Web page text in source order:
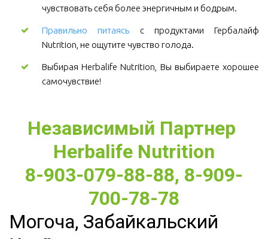
чувствовать себя более энергичным и бодрым.
Правильно питаясь с продуктами Гербалайф
Nutrition, не ощутите чувство голода.
Выбирая Herbalife Nutrition, Вы выбираете хорошее
самочувствие!
Независимый Партнер
Herbalife Nutrition
8-903-079-88-88, 8-909-
700-78-78
Могоча, Забайкальский